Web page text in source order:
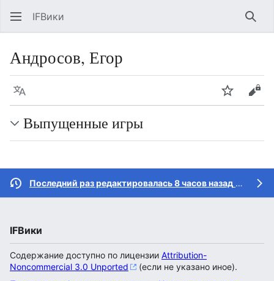
IFВики
Андросов, Егор
Язык Следить
Выпущенные игры
Последний раз редактировалась 8 часов назад
IFВики
Содержание доступно по лицензии Attribution-
Noncommercial 3.0 Unported
(если не указано иное).